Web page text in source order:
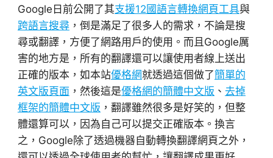
Google日前公開了其支援12國語言轉換網頁工具與
跨語言搜尋，倒是滿足了很多人的需求，不論是搜
尋或翻譯，方便了網路用戶的使用。而且Google厲
害的地方是，所有的翻譯還可以讓使用者線上送出
正確的版本，如本站優格網就透過這個做了簡單的
英文版頁面 ，然後這是優格網的簡體中文版 、 去掉
框架的簡體中文版 ，翻譯雖然很多是好笑的，但整
體還算可以，因為自己可以提交正確版本。換言
之，Google除了透過機器自動轉換翻譯網頁之外，